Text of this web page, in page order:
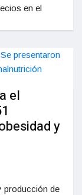
en el
el
y
producción de